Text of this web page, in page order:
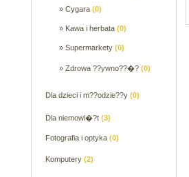
» Cygara (0)
» Kawa i herbata (0)
» Supermarkety (0)
» Zdrowa ??ywno??�? (0)
Dla dzieci i m??odzie??y (0)
Dla niemowl�?t (3)
Fotografia i optyka (0)
Komputery (2)